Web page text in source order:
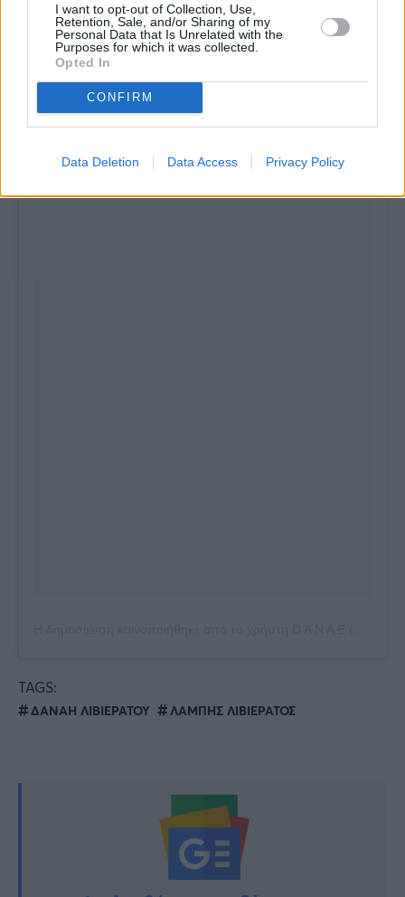
I want to opt-out of Collection, Use,
Retention, Sale, and/or Sharing of my
Personal Data that Is Unrelated with the
Purposes for which it was collected.
Opted In
CONFIRM
Data Deletion Data Access Privacy Policy
TAGS:
ΔΑΝΑΗ ΛΙΒΙΕΡΑΤΟΥ ΛΑΜΠΗΣ ΛΙΒΙΕΡΑΤΟΣ